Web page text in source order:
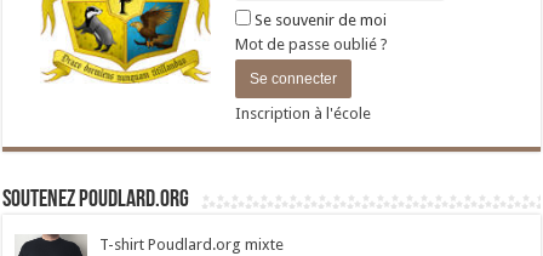
Se souvenir de moi
Mot de passe oublié ?
Inscription à l'école
Soutenez Poudlard.org
T-shirt Poudlard.org mixte